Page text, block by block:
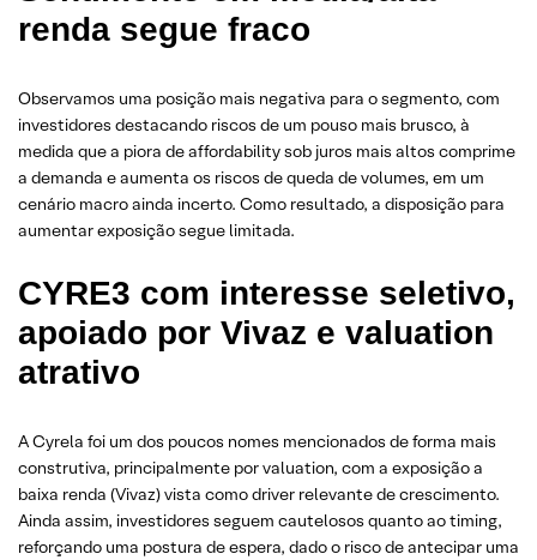
renda segue fraco
Observamos uma posição mais negativa para o segmento, com
investidores destacando riscos de um pouso mais brusco, à
medida que a piora de affordability sob juros mais altos comprime
a demanda e aumenta os riscos de queda de volumes, em um
cenário macro ainda incerto. Como resultado, a disposição para
aumentar exposição segue limitada.
CYRE3 com interesse seletivo,
apoiado por Vivaz e valuation
atrativo
A Cyrela foi um dos poucos nomes mencionados de forma mais
construtiva, principalmente por valuation, com a exposição a
baixa renda (Vivaz) vista como driver relevante de crescimento.
Ainda assim, investidores seguem cautelosos quanto ao timing,
reforçando uma postura de espera, dado o risco de antecipar uma